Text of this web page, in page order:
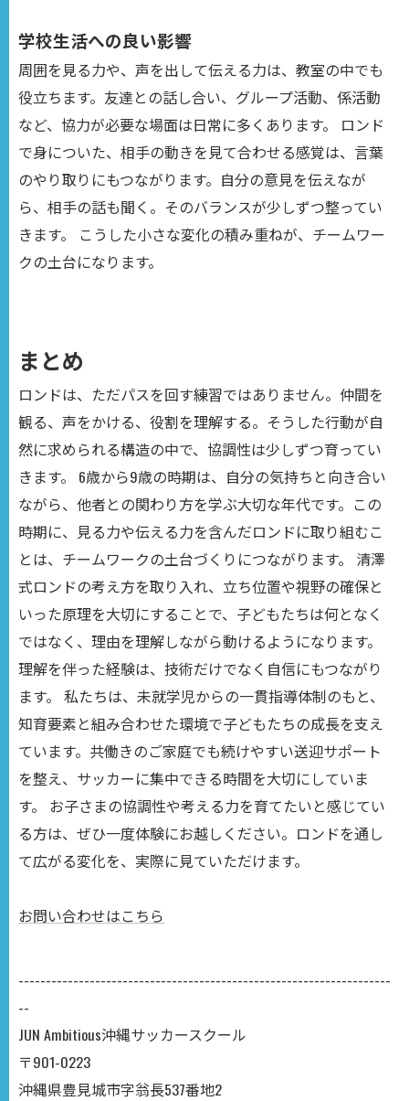
学校生活への良い影響
周囲を見る力や、声を出して伝える力は、教室の中でも
役立ちます。友達との話し合い、グループ活動、係活動
など、協力が必要な場面は日常に多くあります。 ロンド
で身についた、相手の動きを見て合わせる感覚は、言葉
のやり取りにもつながります。自分の意見を伝えなが
ら、相手の話も聞く。そのバランスが少しずつ整ってい
きます。 こうした小さな変化の積み重ねが、チームワー
クの土台になります。
まとめ
ロンドは、ただパスを回す練習ではありません。仲間を
観る、声をかける、役割を理解する。そうした行動が自
然に求められる構造の中で、協調性は少しずつ育ってい
きます。 6歳から9歳の時期は、自分の気持ちと向き合い
ながら、他者との関わり方を学ぶ大切な年代です。この
時期に、見る力や伝える力を含んだロンドに取り組むこ
とは、チームワークの土台づくりにつながります。 清澤
式ロンドの考え方を取り入れ、立ち位置や視野の確保と
いった原理を大切にすることで、子どもたちは何となく
ではなく、理由を理解しながら動けるようになります。
理解を伴った経験は、技術だけでなく自信にもつながり
ます。 私たちは、未就学児からの一貫指導体制のもと、
知育要素と組み合わせた環境で子どもたちの成長を支え
ています。共働きのご家庭でも続けやすい送迎サポート
を整え、サッカーに集中できる時間を大切にしていま
す。 お子さまの協調性や考える力を育てたいと感じてい
る方は、ぜひ一度体験にお越しください。ロンドを通し
て広がる変化を、実際に見ていただけます。
お問い合わせはこちら
--------------------------------------------------------------------
--
JUN Ambitious沖縄サッカースクール
〒901-0223
沖縄県豊見城市字翁長537番地2